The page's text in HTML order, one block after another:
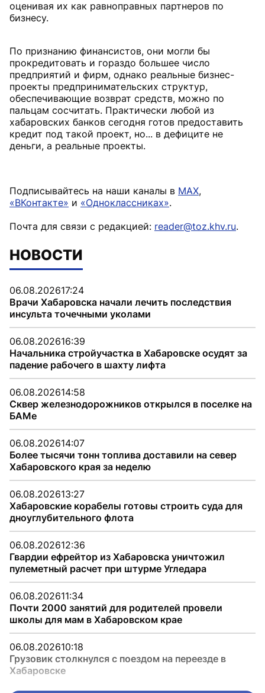
оценивая их как равноправных партнеров по
бизнесу.
По признанию финансистов, они могли бы
прокредитовать и гораздо большее число
предприятий и фирм, однако реальные бизнес-
проекты предпринимательских структур,
обеспечивающие возврат средств, можно по
пальцам сосчитать. Практически любой из
хабаровских банков сегодня готов предоставить
кредит под такой проект, но... в дефиците не
деньги, а реальные проекты.
Подписывайтесь на наши каналы в MAX,
«ВКонтакте» и «Одноклассниках».
Почта для связи с редакцией: reader@toz.khv.ru.
НОВОСТИ
06.08.202617:24
Врачи Хабаровска начали лечить последствия
инсульта точечными уколами
06.08.202616:39
Начальника стройучастка в Хабаровске осудят за
падение рабочего в шахту лифта
06.08.202614:58
Сквер железнодорожников открылся в поселке на
БАМе
06.08.202614:07
Более тысячи тонн топлива доставили на север
Хабаровского края за неделю
06.08.202613:27
Хабаровские корабелы готовы строить суда для
дноуглубительного флота
06.08.202612:36
Гвардии ефрейтор из Хабаровска уничтожил
пулеметный расчет при штурме Угледара
06.08.202611:34
Почти 2000 занятий для родителей провели
школы для мам в Хабаровском крае
06.08.202610:18
Грузовик столкнулся с поездом на переезде в
Хабаровске